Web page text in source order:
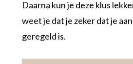
Daarna kun je deze klus
weet je dat je zeker dat je
geregeld is.